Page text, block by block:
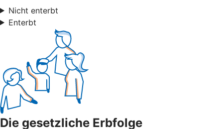
Nicht enterbt
Enterbt
Die gesetzliche Erbfolge